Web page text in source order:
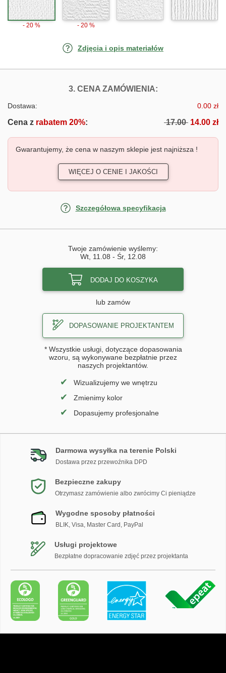
- 20 % - 20 %
Zdjęcia i opis materiałów
3. CENA ZAMÓWIENIA:FOTOTAPETY
Dostawa: 0.00 zł
Cena z rabatem 20%: 17.00 14.00 zł
Gwarantujemy, że cena w naszym sklepie jest najniższa !
WIĘCEJ O CENIE I JAKOŚCI
Szczegółowa specyfikacja
Twoje zamówienie wyślemy:
Wt, 11.08 - Śr, 12.08
DODAJ DO KOSZYKA
lub zamów
DOPASOWANIE PROJEKTANTEM
* Wszystkie usługi, dotyczące dopasowania
wzoru, są wykonywane bezpłatnie przez
naszych projektantów.
✔ Wizualizujemy we wnętrzu
✔ Zmienimy kolor
✔ Dopasujemy profesjonalne
Darmowa wysyłka na terenie Polski
Dostawa przez przewoźnika DPD
Bezpieczne zakupy
Otrzymasz zamówienie albo zwrócimy Ci pieniądze
Wygodne sposoby płatności
BLIK, Visa, Master Card, PayPal
Usługi projektowe
Bezpłatne dopracowanie zdjęć przez projektanta